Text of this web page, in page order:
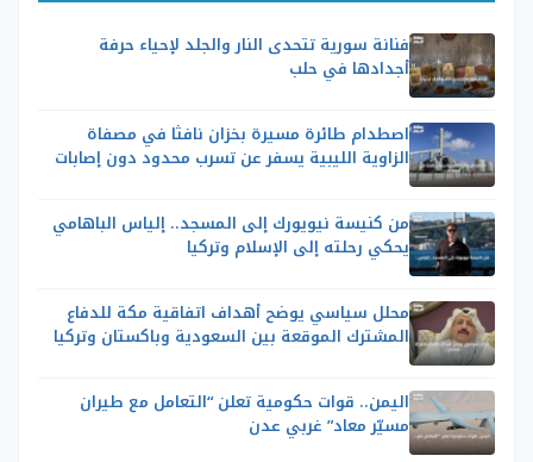
فنانة سورية تتحدى النار والجلد لإحياء حرفة
أجدادها في حلب
اصطدام طائرة مسيرة بخزان نافثا في مصفاة
الزاوية الليبية يسفر عن تسرب محدود دون إصابات
من كنيسة نيويورك إلى المسجد.. إلياس الباهامي
يحكي رحلته إلى الإسلام وتركيا
محلل سياسي يوضح أهداف اتفاقية مكة للدفاع
المشترك الموقعة بين السعودية وباكستان وتركيا
اليمن.. قوات حكومية تعلن “التعامل مع طيران
مسيّر معاد” غربي عدن